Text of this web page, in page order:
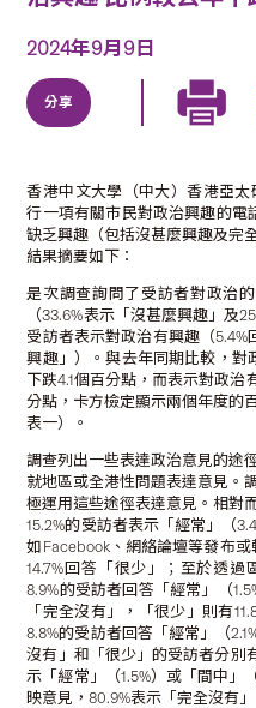
2024年9月9日
分享
香港中文大學（中大）香港亞太
行一項有關市民對政治興趣的電
缺乏興趣（包括沒甚麼興趣及完
結果摘要如下：
是次調查詢問了受訪者對政治
（33.6%表示「沒甚麼興趣」及
受訪者表示對政治有興趣（
興趣」）。與去年同期比較，對
下跌4.1個百分點，而表示對政治
分點，卡方檢定顯示兩個年度的
表一）。
調查列出一些表達政治意見的途
就地區或全港性問題表達意見。
極運用這些途徑表達意見。相對
15.2%的受訪者表示「經常」（
如Facebook、網絡論壇等發布或
14.7%回答「很少」；至於透過
8.9%的受訪者回答「經常」（
「完全沒有」，「很少」則有
8.8%的受訪者回答「經常」（
沒有」和「很少」的受訪者分別
示「經常」（1.5%）或「間中」
映意見，80.9%表示「完全沒有